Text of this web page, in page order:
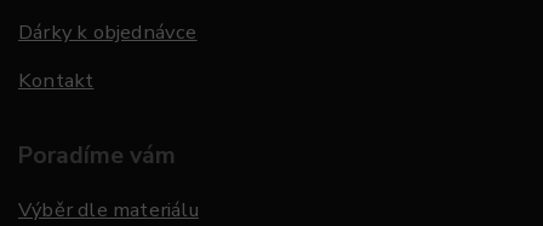
Dárky k objednávce
Kontakt
Poradíme vám
Výběr dle materiálu